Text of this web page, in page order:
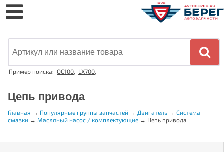
Пример поиска: OC100, LX700,
Цепь привода
Главная → Популярные группы запчастей → Двигатель → Система
смазки → Масляный насос / комплектующие → Цепь привода